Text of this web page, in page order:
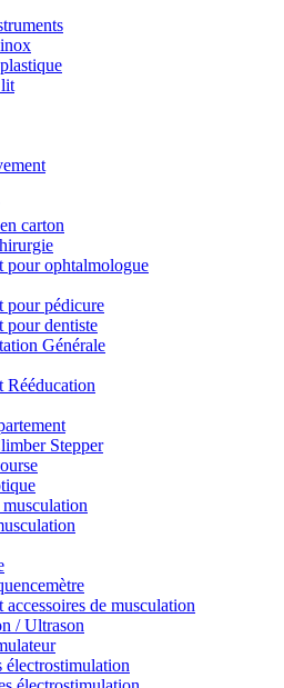
lit
carton
pour ophtalmologue
pour pédicure
pour dentiste
Générale
Rééducation
Stepper
accessoires de musculation
/ Ultrason
électrostimulation